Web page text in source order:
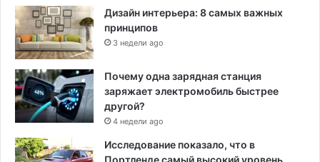
Дизайн интерьера: 8 самых важных
принципов
3 недели ago
Почему одна зарядная станция
заряжает электромобиль быстрее
другой?
4 недели ago
Исследование показало, что в